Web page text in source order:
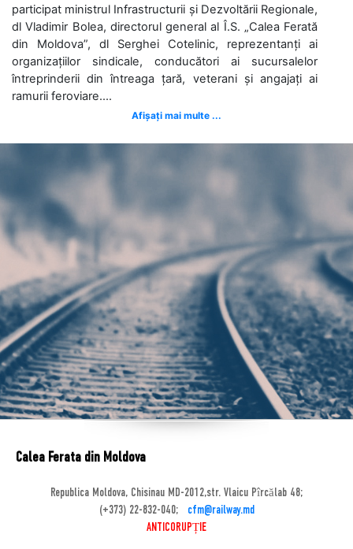
participat ministrul Infrastructurii și Dezvoltării Regionale,
dl Vladimir Bolea, directorul general al Î.S. „Calea Ferată
din Moldova”, dl Serghei Cotelinic, reprezentanți ai
organizațiilor sindicale, conducători ai sucursalelor
întreprinderii din întreaga țară, veterani și angajați ai
ramurii feroviare....
Afișați mai multe ...
Calea Ferata din Moldova
Republica Moldova, Chisinau MD-2012,str. Vlaicu Pîrcălab 48;
(+373) 22-832-040;
cfm@railway.md
ANTICORUPȚIE